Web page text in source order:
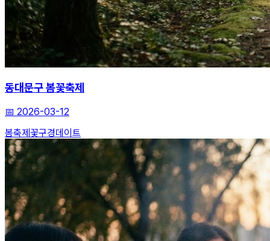
동대문구 봄꽃축제
📅 2026-03-12
봄축제 꽃구경데이트